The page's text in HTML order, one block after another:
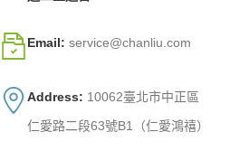
Email: service@chanliu.com
Address: 10062臺北市中正區
仁愛路二段63號B1（仁愛鴻禧）